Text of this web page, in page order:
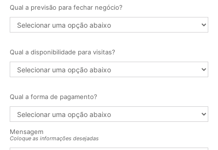
Qual a previsão para fechar negócio?
Qual a disponibilidade para visitas?
Qual a forma de pagamento?
Mensagem
Coloque as informações desejadas